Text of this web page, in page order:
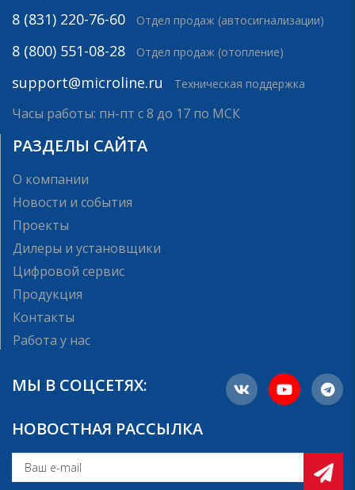
8 (831) 220-76-60 Отдел продаж (автосигнализации)
8 (800) 551-08-28 Отдел продаж (отопление)
support@microline.ru Техническая поддержка
Часы работы: пн-пт с 8 до 17 по МСК
РАЗДЕЛЫ САЙТА
О компании
Новости и события
Проекты
Дилеры и установщики
Цифровой сервис
Продукция
Контакты
Работа у нас
МЫ В СОЦСЕТЯХ:
НОВОСТНАЯ РАССЫЛКА